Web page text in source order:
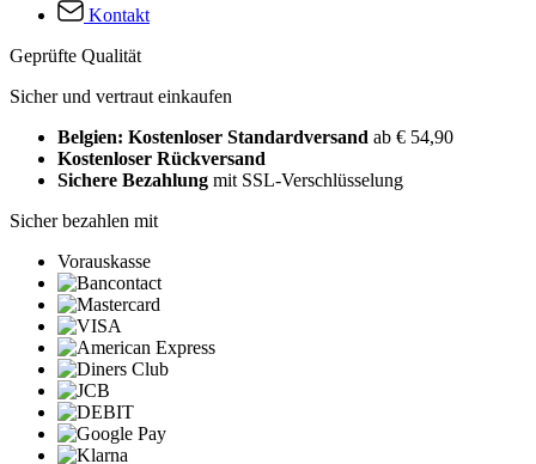
Kontakt
Geprüfte Qualität
Sicher und vertraut einkaufen
Belgien: Kostenloser Standardversand ab € 54,90
Kostenloser Rückversand
Sichere Bezahlung mit SSL-Verschlüsselung
Sicher bezahlen mit
Vorauskasse